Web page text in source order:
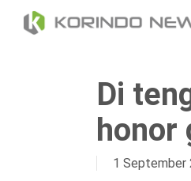
Di
honor
1 September